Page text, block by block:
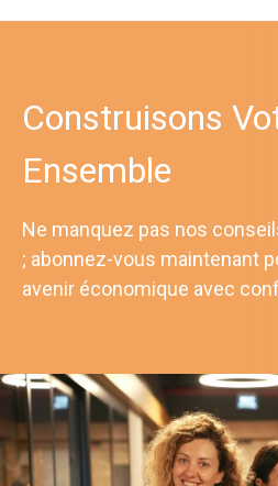
Construisons
Ensemble
Ne manquez pas nos
; abonnez-vous maintenant
avenir économique avec